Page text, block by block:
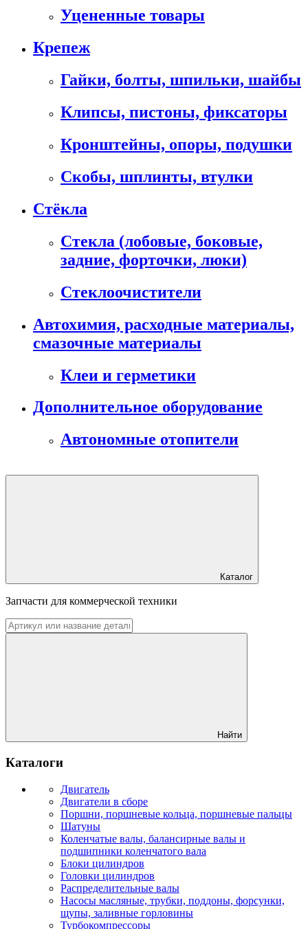
Уцененные товары
Крепеж
Гайки, болты, шпильки, шайбы
Клипсы, пистоны, фиксаторы
Кронштейны, опоры, подушки
Скобы, шплинты, втулки
Стёкла
Стекла (лобовые, боковые,
задние, форточки, люки)
Стеклоочистители
Автохимия, расходные материалы,
смазочные материалы
Клеи и герметики
Дополнительное оборудование
Автономные отопители
Каталог
Запчасти для коммерческой техники
Найти
Каталоги
Двигатель
Двигатели в сборе
Поршни, поршневые кольца, поршневые пальцы
Шатуны
Коленчатые валы, балансирные валы и
подшипники коленчатого вала
Блоки цилиндров
Головки цилиндров
Распределительные валы
Насосы масляные, трубки, поддоны, форсунки,
щупы, заливные горловины
Турбокомпрессоры